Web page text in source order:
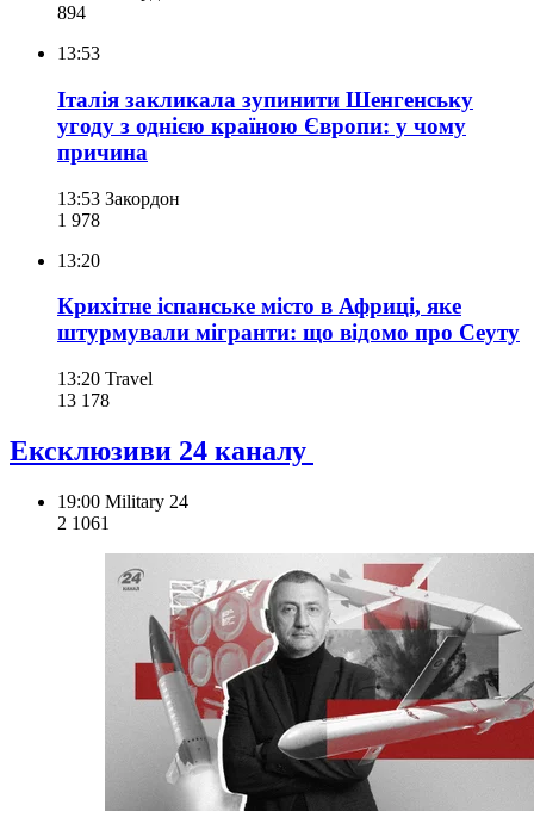
894
13:53
Італія закликала зупинити Шенгенську
угоду з однією країною Європи: у чому
причина
13:53 Закордон
1 978
13:20
Крихітне іспанське місто в Африці, яке
штурмували мігранти: що відомо про Сеуту
13:20 Travel
13 178
Ексклюзиви 24 каналу
19:00 Military 24
2 1061